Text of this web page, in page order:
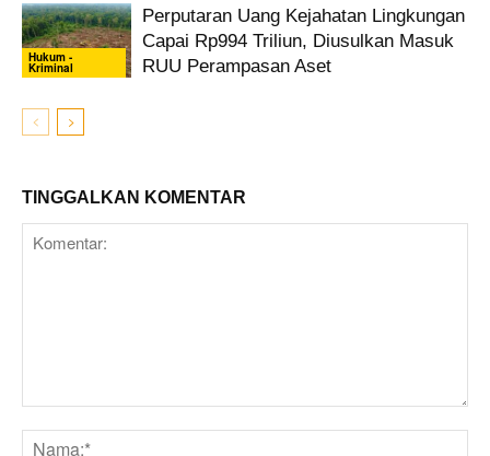
Hukum -
Kriminal
Perputaran Uang Kejahatan Lingkungan
Capai Rp994 Triliun, Diusulkan Masuk
RUU Perampasan Aset
TINGGALKAN KOMENTAR